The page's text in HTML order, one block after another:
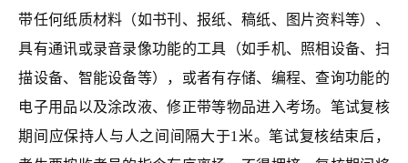
带任何纸质材料（如书刊、报纸、稿纸、图片资料等）、
具有通讯或录音录像功能的工具（如手机、照相设备、扫
描设备、智能设备等），或者有存储、编程、查询功能的
电子用品以及涂改液、修正带等物品进入考场。笔试复核
期间应保持人与人之间间隔大于1米。笔试复核结束后，